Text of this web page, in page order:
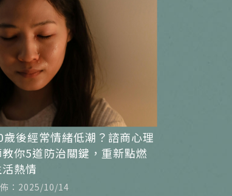
歲後經常情緒低潮？諮商心理
教你5道防治關鍵，重新點燃
熱情
：2025/10/14